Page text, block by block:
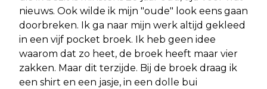
nieuws. Ook wilde ik mijn "oude" look eens gaan
doorbreken. Ik ga naar mijn werk altijd gekleed
in een vijf pocket broek. Ik heb geen idee
waarom dat zo heet, de broek heeft maar vier
zakken. Maar dit terzijde. Bij de broek draag ik
een shirt en een jasje, in een dolle bui